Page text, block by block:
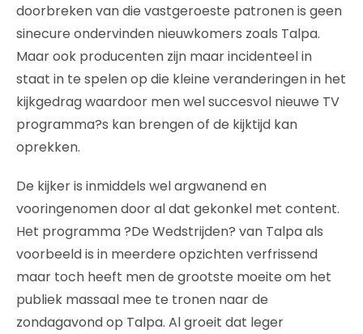
doorbreken van die vastgeroeste patronen is geen
sinecure ondervinden nieuwkomers zoals Talpa.
Maar ook producenten zijn maar incidenteel in
staat in te spelen op die kleine veranderingen in het
kijkgedrag waardoor men wel succesvol nieuwe TV
programma?s kan brengen of de kijktijd kan
oprekken.
De kijker is inmiddels wel argwanend en
vooringenomen door al dat gekonkel met content.
Het programma ?De Wedstrijden? van Talpa als
voorbeeld is in meerdere opzichten verfrissend
maar toch heeft men de grootste moeite om het
publiek massaal mee te tronen naar de
zondagavond op Talpa. Al groeit dat leger